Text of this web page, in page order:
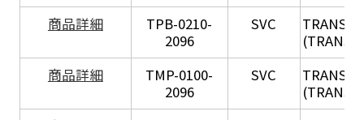
商品詳細
TPB-0210-
2096
SVC TRANSIL
商品詳細
TMP-0100-
2096
SVC TRANSIL